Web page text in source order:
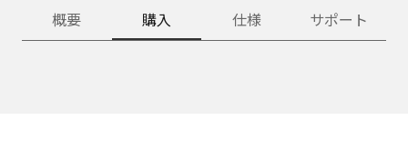
概要 購入 仕様 サポート